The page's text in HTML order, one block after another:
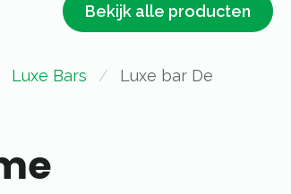
Bekijk alle producten
Luxe Bars
Luxe bar De